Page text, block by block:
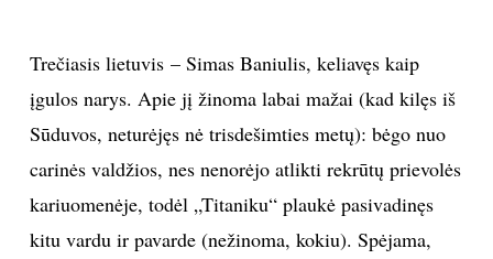
Trečiasis lietuvis – Simas Baniulis, keliavęs kaip
įgulos narys. Apie jį žinoma labai mažai (kad kilęs iš
Sūduvos, neturėjęs nė trisdešimties metų): bėgo nuo
carinės valdžios, nes nenorėjo atlikti rekrūtų prievolės
kariuomenėje, todėl „Titaniku“ plaukė pasivadinęs
kitu vardu ir pavarde (nežinoma, kokiu). Spėjama,